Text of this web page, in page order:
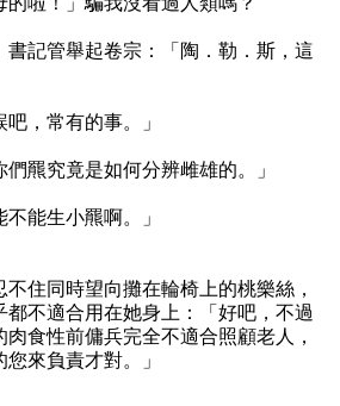
書記管舉起卷宗：「陶．勒．斯，這
吧，常有的事。」
們羆究竟是如何分辨雌雄的。」
不能生小羆啊。」
住同時望向攤在輪椅上的桃樂絲，
不適合用在她身上：「好吧，不過
食性前傭兵完全不適合照顧老人，
來負責才對。」